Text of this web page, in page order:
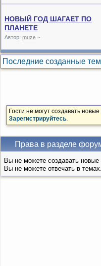
НОВЫЙ ГОД ШАГАЕТ ПО
ПЛАНЕТЕ
Автор: muze ~
Последние созданные
Гости не могут создавать
Зарегистрируйтесь.
Права в разделе
Вы не можете создавать новые
Вы не можете отвечать в темах.